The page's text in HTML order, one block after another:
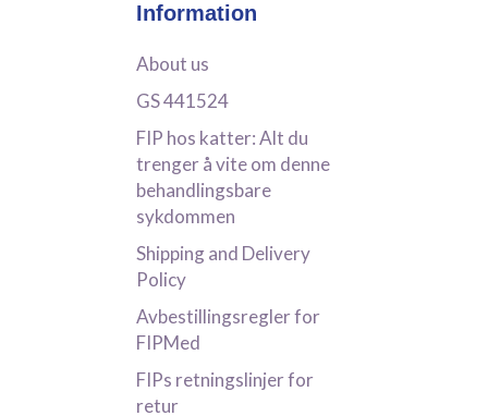
Information
About us
GS 441524
FIP hos katter: Alt du
trenger å vite om denne
behandlingsbare
sykdommen
Shipping and Delivery
Policy
Avbestillingsregler for
FIPMed
FIPs retningslinjer for
retur